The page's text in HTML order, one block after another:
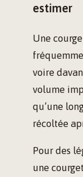
estimer
Une
voire
volume
qu’une
récoltée
Pour des
une